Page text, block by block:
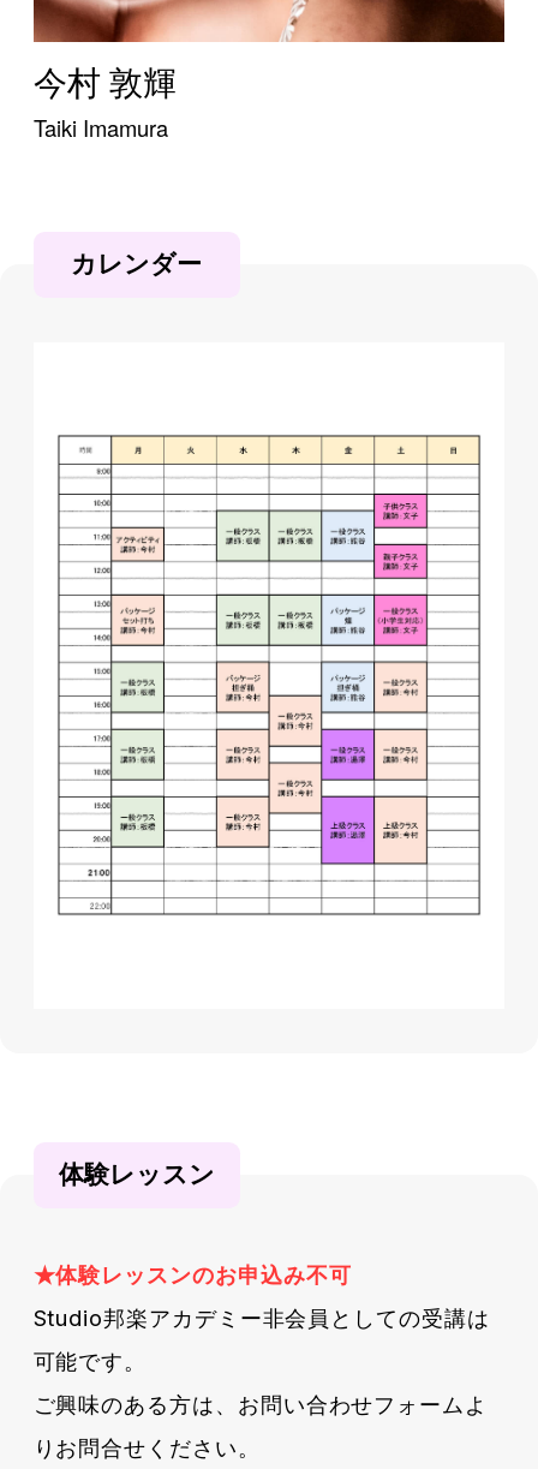
今村 敦輝
Taiki Imamura
カレンダー
体験レッスン
★体験レッスンのお申込み不可
Studio邦楽アカデミー非会員としての受講は
可能です。
ご興味のある方は、お問い合わせフォームよ
りお問合せください。